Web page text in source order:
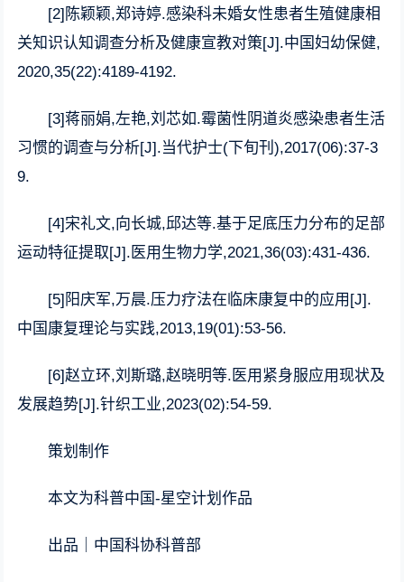
[2]陈颖颖,郑诗婷.感染科未婚女性患者生殖健康相
关知识认知调查分析及健康宣教对策[J].中国妇幼保健,
2020,35(22):4189-4192.
[3]蒋丽娟,左艳,刘芯如.霉菌性阴道炎感染患者生活
习惯的调查与分析[J].当代护士(下旬刊),2017(06):37-3
9.
[4]宋礼文,向长城,邱达等.基于足底压力分布的足部
运动特征提取[J].医用生物力学,2021,36(03):431-436.
[5]阳庆军,万晨.压力疗法在临床康复中的应用[J].
中国康复理论与实践,2013,19(01):53-56.
[6]赵立环,刘斯璐,赵晓明等.医用紧身服应用现状及
发展趋势[J].针织工业,2023(02):54-59.
策划制作
本文为科普中国-星空计划作品
出品｜中国科协科普部